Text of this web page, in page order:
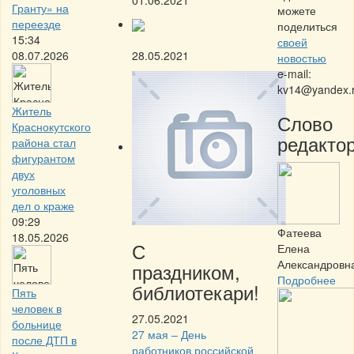
Гранту» на
переезде
15:34
08.07.2026
Житель
Краснокутского
района стал
фигурантом
двух
уголовных
дел о краже
09:29
18.05.2026
Пять
человек в
больнице
после ДТП в
28.05.2021
С
праздником,
библиотекари!
27.05.2021
27 мая – День
работников российской
можете
поделиться
своей
новостью
e-mail:
Слово
Фатеева
Елена
Подробнее